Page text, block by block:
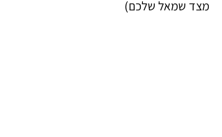
מצד שמאל שלכם)